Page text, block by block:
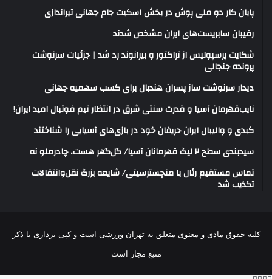
پایان کار دو ملی پوش در بخش اسکیت جام جهانی تیراندازی
رقیبان سابریست‌های ایران مشخص شدند
شکایت پرسپولیس از تراکتور و بیرانوند رد شد | جزئیات سرنوشت
پرونده جنجالی
دیدار سرنوشت ساز پسران هندبال برای کسب سهمیه جهانی
نایب‌قهرمان آسیا و قدرت سنتی شرق در انتظار تیم فوتبال امید ایران!
کبدی و والیبال ایران حریفان خود در بازی‌های آسیایی را شناختند
سیدبندی سطح ۲ لیگ قهرمانان آسیا/ گل‌گهر هست، چادرملو نه
تماس مستقیم رئال با منچسترسیتی/ شایعه بزرگ نقل‌وانتقالات
تکذیب شد
کلیه حقوق مادی و معنوی متعلق به تهران ورزشی است و کپی برداری با ذکر
منبع مجاز است